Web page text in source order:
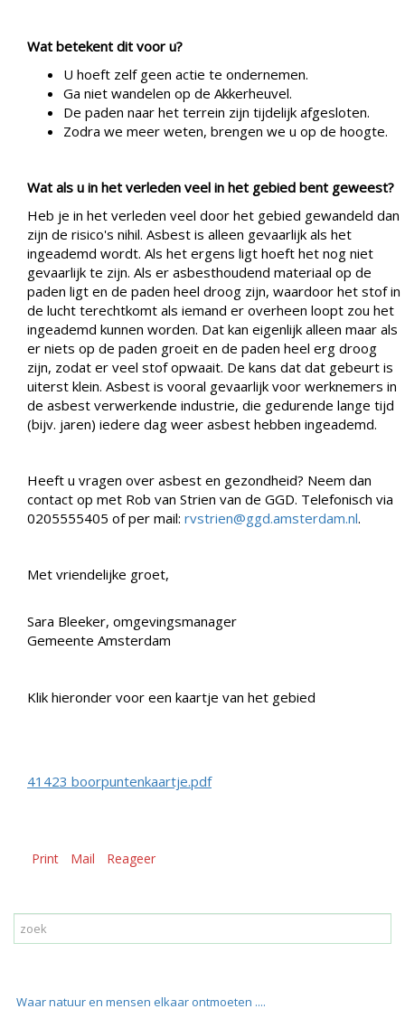
Wat betekent dit voor u?
U hoeft zelf geen actie te ondernemen.
Ga niet wandelen op de Akkerheuvel.
De paden naar het terrein zijn tijdelijk afgesloten.
Zodra we meer weten, brengen we u op de hoogte.
Wat als u in het verleden veel in het gebied bent geweest?
Heb je in het verleden veel door het gebied gewandeld dan
zijn de risico's nihil. Asbest is alleen gevaarlijk als het
ingeademd wordt. Als het ergens ligt hoeft het nog niet
gevaarlijk te zijn. Als er asbesthoudend materiaal op de
paden ligt en de paden heel droog zijn, waardoor het stof in
de lucht terechtkomt als iemand er overheen loopt zou het
ingeademd kunnen worden. Dat kan eigenlijk alleen maar als
er niets op de paden groeit en de paden heel erg droog
zijn, zodat er veel stof opwaait. De kans dat dat gebeurt is
uiterst klein. Asbest is vooral gevaarlijk voor werknemers in
de asbest verwerkende industrie, die gedurende lange tijd
(bijv. jaren) iedere dag weer asbest hebben ingeademd.
Heeft u vragen over asbest en gezondheid? Neem dan
contact op met Rob van Strien van de GGD. Telefonisch via
0205555405 of per mail: rvstrien@ggd.amsterdam.nl.
Met vriendelijke groet,
Sara Bleeker, omgevingsmanager
Gemeente Amsterdam
Klik hieronder voor een kaartje van het gebied
41423 boorpuntenkaartje.pdf
Print Mail Reageer
Waar natuur en mensen elkaar ontmoeten ....